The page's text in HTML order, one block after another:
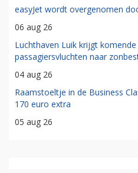
easyJet wordt overgenomen
06 aug 26
Luchthaven Luik krijgt
passagiersvluchten naar
04 aug 26
Raamstoeltje in de Business
170 euro extra
05 aug 26